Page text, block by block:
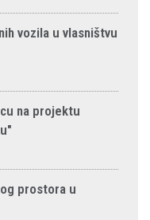
vozila u vlasništvu
na projektu
prostora u